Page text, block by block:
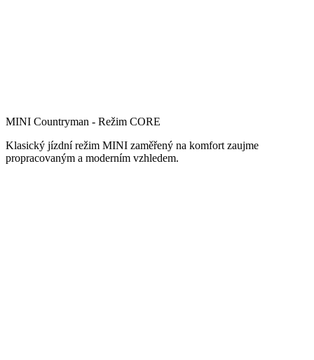
MINI Countryman - Režim CORE
Klasický jízdní režim MINI zaměřený na komfort zaujme
propracovaným a moderním vzhledem.